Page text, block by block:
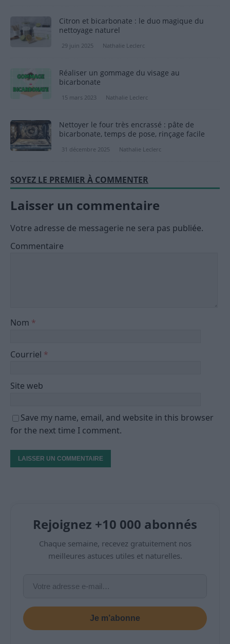
Citron et bicarbonate : le duo magique du
nettoyage naturel
29 juin 2025 Nathalie Leclerc
Réaliser un gommage du visage au
bicarbonate
15 mars 2023 Nathalie Leclerc
Nettoyer le four très encrassé : pâte de
bicarbonate, temps de pose, rinçage facile
31 décembre 2025 Nathalie Leclerc
SOYEZ LE PREMIER À COMMENTER
Laisser un commentaire
Votre adresse de messagerie ne sera pas publiée.
Commentaire
Nom *
Courriel *
Site web
Save my name, email, and website in this browser
for the next time I comment.
Rejoignez +10 000 abonnés
Chaque semaine, recevez gratuitement nos
meilleures astuces utiles et naturelles.
Je m’abonne